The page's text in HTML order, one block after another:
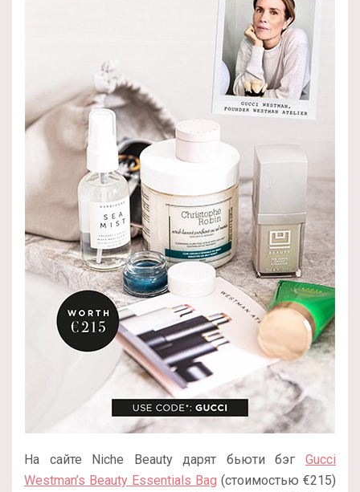
На сайте Niche Beauty дарят бьюти бэг Gucci
Westman’s Beauty Essentials Bag (стоимостью €215)